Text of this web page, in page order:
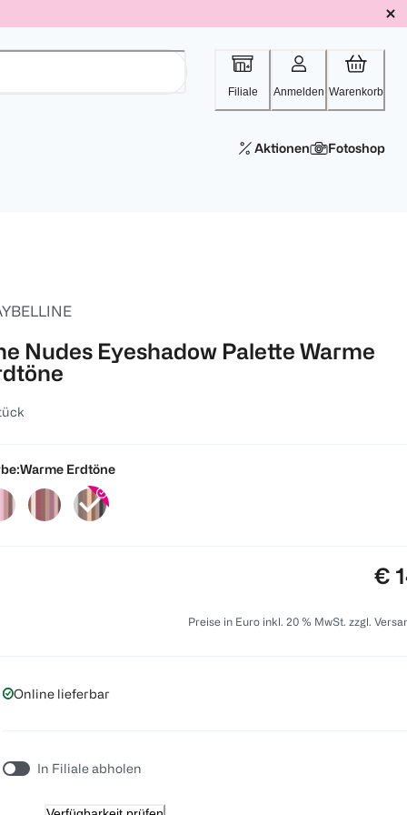
Filiale Anmelden Warenkorb
Aktionen Fotoshop
Nudes Eyeshadow Palette Warme
Warme Erdtöne
€
Preise in Euro inkl. 20 % MwSt. zzgl.
Online lieferbar
In Filiale abholen